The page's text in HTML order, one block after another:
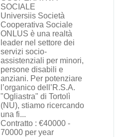
SOCIALE
Universiis Società
Cooperativa Sociale
ONLUS è una realtà
leader nel settore dei
servizi socio-
assistenziali per minori,
persone disabili e
anziani. Per potenziare
l’organico dell’R.S.A.
"Ogliastra" di Tortolì
(NU), stiamo ricercando
una fi...
Contratto : €40000 -
70000 per year